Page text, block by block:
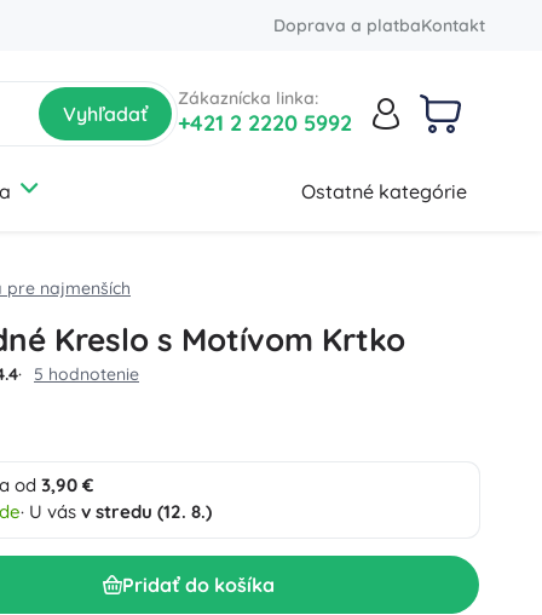
Doprava a platbaKontakt
Vyhľadať
Zákaznícka linka:
+421 2 2220 5992
Upratovanie podláh a kobercov
Odpadkové koše
Čistiace pomôcky
Umývanie okien
Kúpeľňa
Doplnky na WC
Hry na povolania
Doplnky
Bazény
Nafukovacie hračky
Vírivky
Dekorácie
Maľovanie
Zdravotnícke potreby
Masážne pomôcky
Ortopedické pomôcky
Zdravotnícka technika
Ostatné kategórie
Batérie a nabíjanie
Interiérové vybavenie
Bezpečnosť
Elektro vybavenie
pre najmenších
Kreslo s Motívom Krtko
5 hodnotenie
od 3,90 €
· U vás v stredu (12. 8.)
Pridať do košíka